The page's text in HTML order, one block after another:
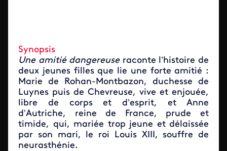
Synopsis
Une amitié dangereuse raconte l’histoire de
deux jeunes filles que lie une forte amitié :
Marie de Rohan-Montbazon, duchesse de
Luynes puis de Chevreuse, vive et enjouée,
libre de corps et d’esprit, et Anne
d’Autriche, reine de France, prude et
timide, qui, mariée trop jeune et délaissée
par son mari, le roi Louis XIII, souffre de
neurasthénie.